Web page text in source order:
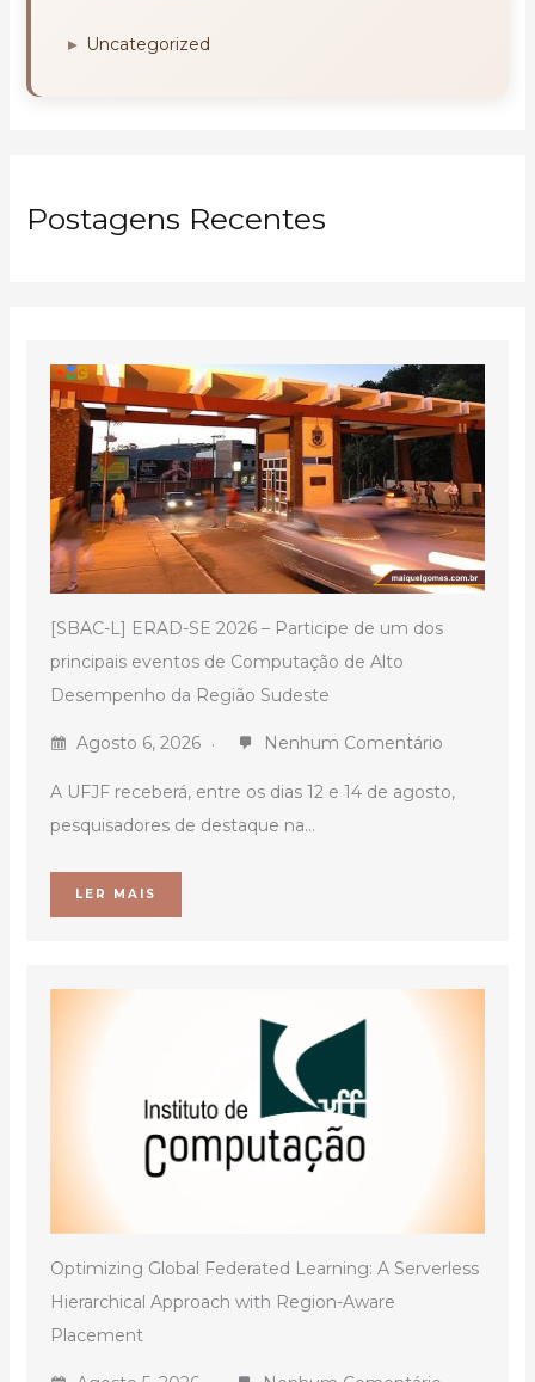
Uncategorized
Postagens Recentes
[SBAC-L] ERAD-SE 2026 – Participe de um dos
principais eventos de Computação de Alto
Desempenho da Região Sudeste
Agosto 6, 2026 Nenhum Comentário
A UFJF receberá, entre os dias 12 e 14 de agosto,
pesquisadores de destaque na...
LER MAIS
Optimizing Global Federated Learning: A Serverless
Hierarchical Approach with Region-Aware
Placement